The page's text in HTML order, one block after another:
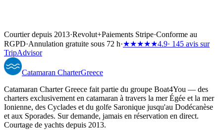
Courtier depuis 2013·Revolut+Paiements Stripe·Conforme au
RGPD·Annulation gratuite sous 72 h·★★★★★4.9· 145 avis sur
TripAdvisor
Catamaran CharterGreece
Catamaran Charter Greece fait partie du groupe Boat4You — des
charters exclusivement en catamaran à travers la mer Égée et la mer
Ionienne, des Cyclades et du golfe Saronique jusqu'au Dodécanèse
et aux Sporades. Sur demande, jamais en réservation en direct.
Courtage de yachts depuis 2013.